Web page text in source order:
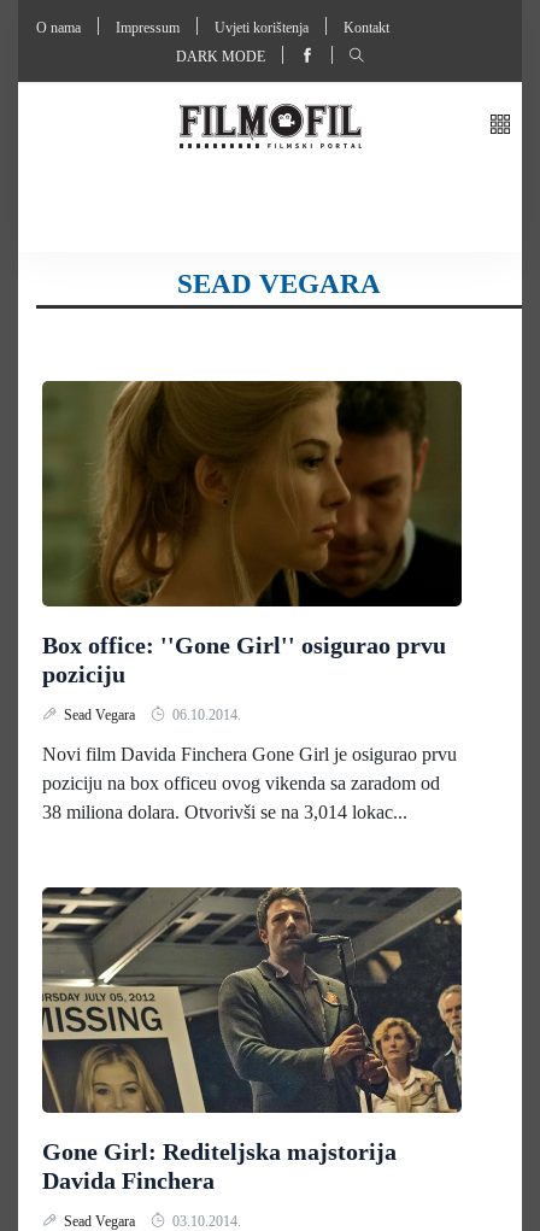
O nama Impressum Uvjeti korištenja
Kontakt
DARK MODE
SEAD VEGARA
Box office: ''Gone Girl'' osigurao prvu
poziciju
Sead Vegara 06.10.2014.
Novi film Davida Finchera Gone Girl je osigurao prvu
poziciju na box officeu ovog vikenda sa zaradom od
38 miliona dolara. Otvorivši se na 3,014 lokac...
Gone Girl: Rediteljska majstorija
Davida Finchera
Sead Vegara 03.10.2014.